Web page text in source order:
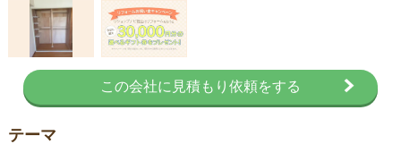
この会社に見積もり依頼をする
テーマ